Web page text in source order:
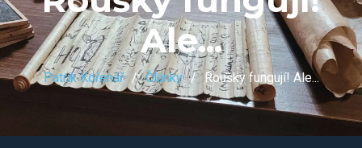
Ale...
Patrik Kořenář Články Roušky fungují! Ale...